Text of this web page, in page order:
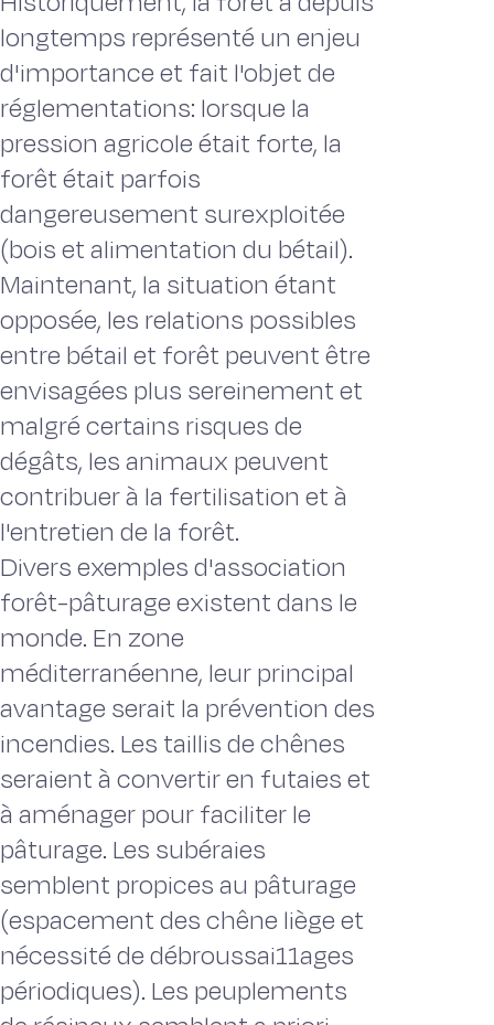
longtemps représenté un enjeu
d'impor­tance et fait l'objet de
réglementations: lorsque la
pression agricole était forte, la
forêt était parfois
dangereusement surexploitée
(bois et alimentation du bétail).
Maintenant, la situation étant
opposée, les relations possibles
entre bétail et forêt peuvent être
envisagées plus sereinement et
malgré certains ris­ques de
dégâts, les animaux peuvent
contribuer à la fertilisation et à
l'entre­tien de la forêt.
Divers exemples d'association
forêt-pâturage existent dans le
monde. En zone
méditerranéenne, leur principal
avantage serait la prévention des
incendies. Les taillis de chênes
seraient à convertir en futaies et
à aménager pour facili­ter le
pâturage. Les subéraies
semblent propices au pâturage
(espacement des chê­ne liège et
nécessité de débroussai11ages
périodiques). Les peuplements